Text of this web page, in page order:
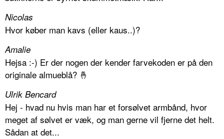
Nicolas
Hvor køber man kavs (eller kaus..)?
Amalie
Hejsa :-) Er der nogen der kender farvekoden er på den
originale almueblå? 🤞
Ulrik Bencard
Hej - hvad nu hvis man har et forsølvet armbånd, hvor
meget af sølvet er væk, og man gerne vil fjerne det helt.
Sådan at det...